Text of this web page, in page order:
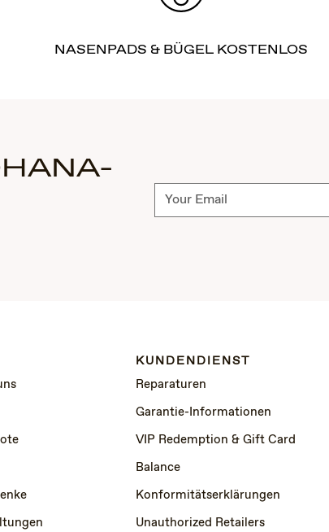
NASENPADS & BÜGEL KOSTENLOS
Abonnieren
KUNDENDIENST
Reparaturen
Garantie-Informationen
VIP Redemption & Gift Card
Balance
Konformitätserklärungen
Unauthorized Retailers